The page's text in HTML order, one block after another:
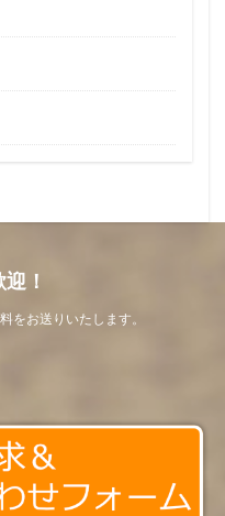
！
をお送りいたします。